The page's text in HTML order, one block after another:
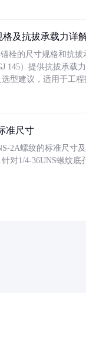
及抗拔承载力详
栓的尺寸规格和抗
145）提供抗拔承载
型建议，适用于工程
准尺寸
2A螺纹的标准尺寸
针对1/4-36UNS螺纹